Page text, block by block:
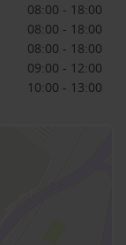
08:00 - 18:00
08:00 - 18:00
08:00 - 18:00
09:00 - 12:00
10:00 - 13:00